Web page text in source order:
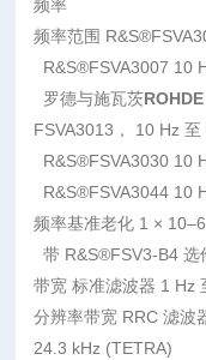
频率
频率范围
R&S®FSVA3007 10
罗德与施瓦茨
FSVA3013， 10 Hz
R&S®FSVA3030 10
R&S®FSVA3044 10
频率基准老化 1 ×
带 R&S®FSV3-B4 选
带宽 标准滤波器 1 Hz
分辨率带宽 RRC 滤波
24.3 kHz (TETRA)